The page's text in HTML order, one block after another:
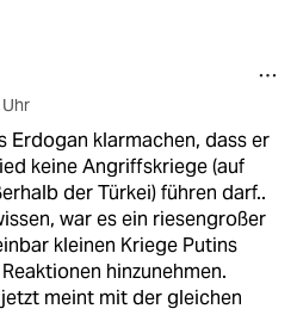
Erdogan klarmachen, dass er
keine Angriffskriege (auf
der Türkei) führen darf..
war es ein riesengroßer
kleinen Kriege Putins
hinzunehmen.
meint mit der gleichen